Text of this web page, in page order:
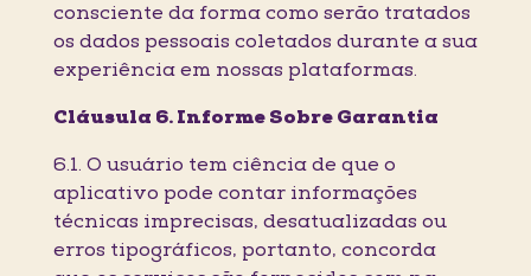
consciente da forma como serão tratados
os dados pessoais coletados durante a sua
experiência em nossas plataformas.
Cláusula 6. Informe Sobre Garantia
6.1. O usuário tem ciência de que o
aplicativo pode contar informações
técnicas imprecisas, desatualizadas ou
erros tipográficos, portanto, concorda